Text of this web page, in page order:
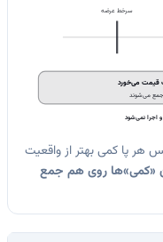
سرخط عرضه
قیمت می‌خورد
جمع می‌شوند
اجرا نمی‌شود
پا کمی بهتر از واقعیت
«کمی»ها روی هم جمع